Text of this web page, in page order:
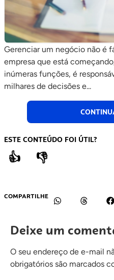
Gerenciar um negócio não é
empresa que está
inúmeras funções, é
milhares de decisões e...
ESTE CONTEÚDO FOI ÚTIL?
👍 👎
COMPARTILHE
Deixe um
O seu endereço de e-mail
obrigatórios são marcados